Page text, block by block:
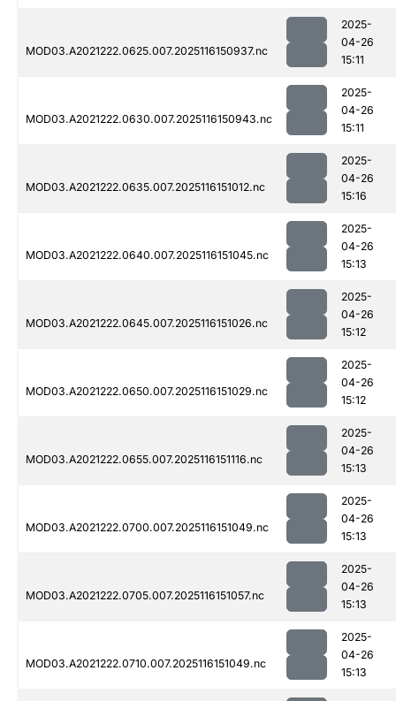
MOD03.A2021222.0625.007.2025116150937.nc
2025-
04-26
15:11
MOD03.A2021222.0630.007.2025116150943.nc
2025-
04-26
15:11
MOD03.A2021222.0635.007.2025116151012.nc
2025-
04-26
15:16
MOD03.A2021222.0640.007.2025116151045.nc
2025-
04-26
15:13
MOD03.A2021222.0645.007.2025116151026.nc
2025-
04-26
15:12
MOD03.A2021222.0650.007.2025116151029.nc
2025-
04-26
15:12
MOD03.A2021222.0655.007.2025116151116.nc
2025-
04-26
15:13
MOD03.A2021222.0700.007.2025116151049.nc
2025-
04-26
15:13
MOD03.A2021222.0705.007.2025116151057.nc
2025-
04-26
15:13
MOD03.A2021222.0710.007.2025116151049.nc
2025-
04-26
15:13